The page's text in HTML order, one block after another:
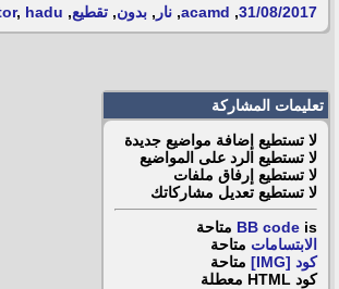
31/08/2017
,
acamd
, نار , بدون, تقطيع,
, hadu
تعليمات المشاركة
لا تستطيع إضافة مواضيع جديدة
لا تستطيع الرد على المواضيع
لا تستطيع إرفاق ملفات
لا تستطيع تعديل مشاركاتك
BB code is
متاحة
الابتسامات متاحة
كود [IMG]
متاحة
كود HTML
معطلة